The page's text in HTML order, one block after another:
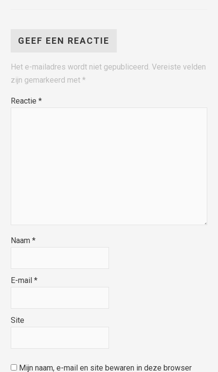
GEEF EEN REACTIE
Het e-mailadres wordt niet gepubliceerd. Vereiste velden
zijn gemarkeerd met*
Reactie*
Naam*
E-mail*
Site
Mijn naam, e-mail en site bewaren in deze browser